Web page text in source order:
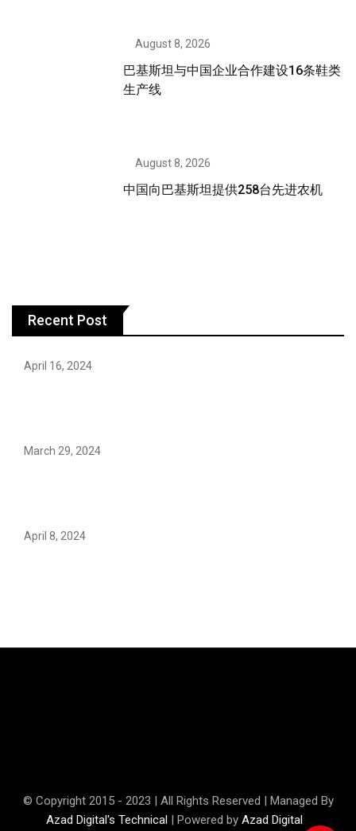
August 8, 2026
巴基斯坦与中国企业合作建设16条鞋类
生产线
August 8, 2026
中国向巴基斯坦提供258台先进农机
Recent Post
April 16, 2024
March 29, 2024
April 8, 2024
© Copyright 2015 - 2023 | All Rights Reserved | Managed By
Azad Digital's Technical | Powered by Azad Digital